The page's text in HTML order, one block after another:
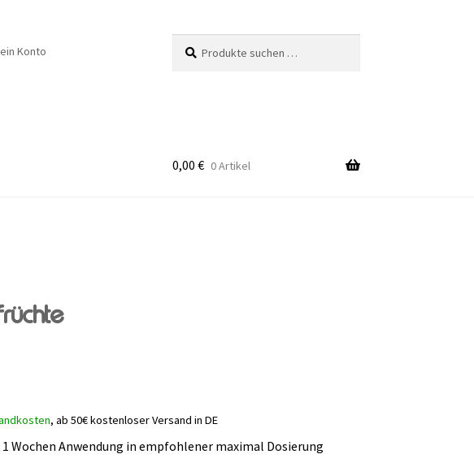
Konto
nach:
0,00 € 0 Artikel
, ab 50€ kostenloser Versand in DE
Wochen Anwendung in empfohlener maximal Dosierung